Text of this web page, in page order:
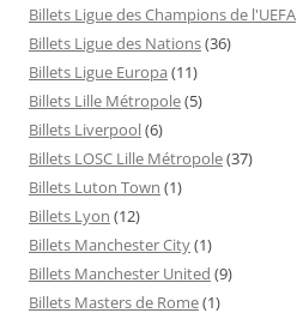
Billets Ligue des Champions de l'UEFA
Billets Ligue des Nations(36)
Billets Ligue Europa (11)
Billets Lille Métropole(5)
Billets Liverpool(6)
Billets LOSC Lille Métropole(37)
Billets Luton Town (1)
Billets Lyon (12)
Billets Manchester City(1)
Billets Manchester United (9)
Billets Masters de Rome(1)